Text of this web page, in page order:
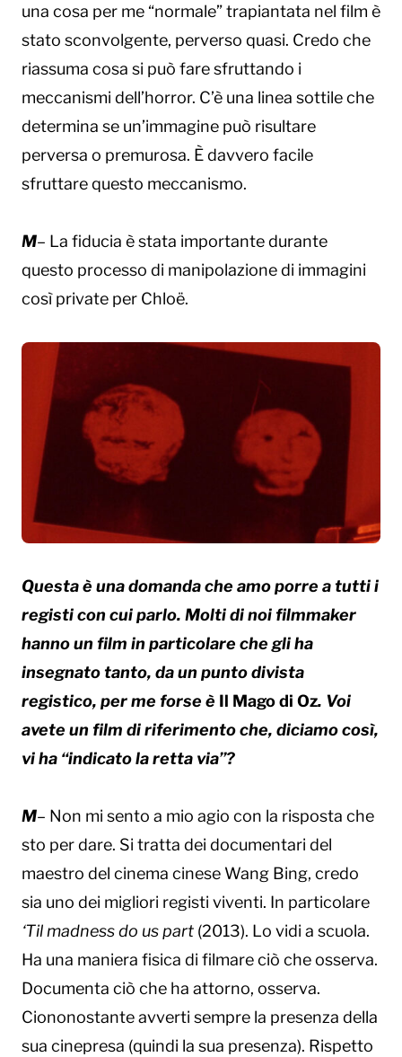
una cosa per me “normale” trapiantata nel film è
stato sconvolgente, perverso quasi. Credo che
riassuma cosa si può fare sfruttando i
meccanismi dell’horror. C’è una linea sottile che
determina se un’immagine può risultare
perversa o premurosa. È davvero facile
sfruttare questo meccanismo.
M– La fiducia è stata importante durante
questo processo di manipolazione di immagini
così private per Chloë.
Questa è una domanda che amo porre a tutti i
registi con cui parlo. Molti di noi filmmaker
hanno un film in particolare che gli ha
insegnato tanto, da un punto divista
registico, per me forse è Il Mago di Oz. Voi
avete un film di riferimento che, diciamo così,
vi ha “indicato la retta via”?
M– Non mi sento a mio agio con la risposta che
sto per dare. Si tratta dei documentari del
maestro del cinema cinese Wang Bing, credo
sia uno dei migliori registi viventi. In particolare
‘Til madness do us part (2013). Lo vidi a scuola.
Ha una maniera fisica di filmare ciò che osserva.
Documenta ciò che ha attorno, osserva.
Ciononostante avverti sempre la presenza della
sua cinepresa (quindi la sua presenza). Rispetto